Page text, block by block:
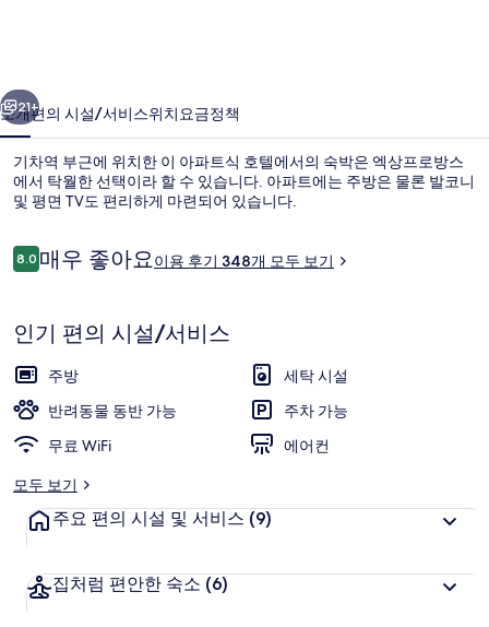
엑
상
프
로
방
스
라
보
의
사
진
21+
소개편의 시설/서비스위치요금정책
기차역 부근에 위치한 이 아파트식 호텔에서의 숙박은 엑상프로방스
에서 탁월한 선택이라 할 수 있습니다. 아파트에는 주방은 물론 발코니
및 평면 TV도 편리하게 마련되어 있습니다.
이
용
기
8.010점 만점 중 8.0점.
매우 좋아요이용 후기 348개 모두 보기
인기 편의 시설/서비스
주방
세탁 시설
반려동물 동반 가능
주차 가능
무료 WiFi
에어컨
모두 보기
주요 편의 시설 및 서비스 (9)
집처럼 편안한 숙소 (6)